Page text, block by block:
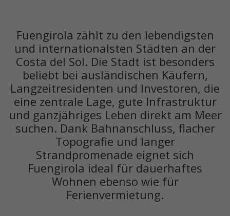
Fuengirola zählt zu den lebendigsten
und internationalsten Städten an der
Costa del Sol. Die Stadt ist besonders
beliebt bei ausländischen Käufern,
Langzeitresidenten und Investoren, die
eine zentrale Lage, gute Infrastruktur
und ganzjähriges Leben direkt am Meer
suchen. Dank Bahnanschluss, flacher
Topografie und langer
Strandpromenade eignet sich
Fuengirola ideal für dauerhaftes
Wohnen ebenso wie für
Ferienvermietung.